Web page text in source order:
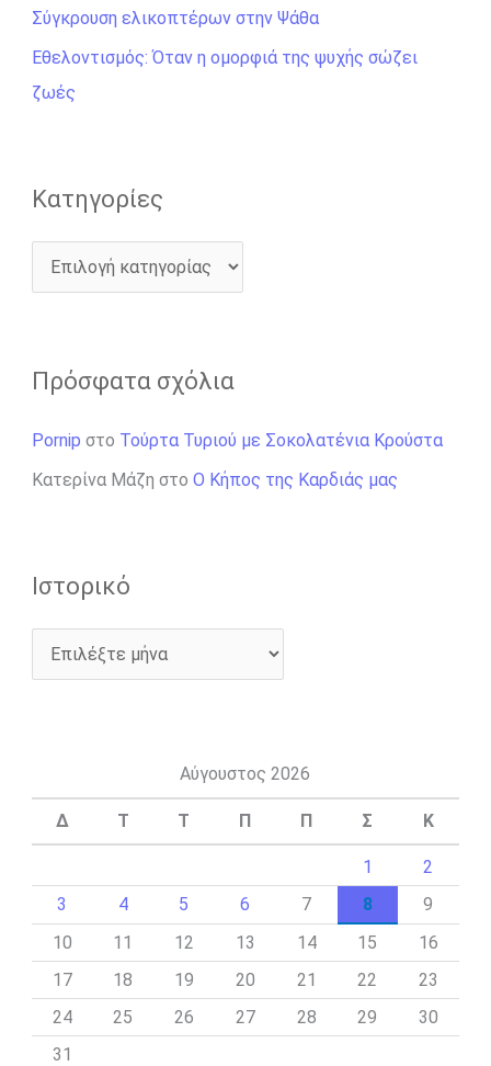
γ
ι
α
Σύγκρουση ελικοπτέρων στην Ψάθα
Εθελοντισμός: Όταν η ομορφιά της ψυχής σώζει
ζωές
Kατηγορίες
Πρόσφατα σχόλια
Pornip στο Τούρτα Τυριού με Σοκολατένια Κρούστα
Κατερίνα Μάζη στο Ο Κήπος της Καρδιάς μας
Ιστορικό
Αύγουστος 2026
Δ Τ Τ Π Π Σ Κ
1
2
3
4 5 6 7 8
9
10
11 12 13 14 15
16
17
18 19 20 21 22
23
24
25 26 27 28 29
30
31